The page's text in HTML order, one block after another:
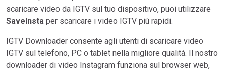
scaricare video da IGTV sul tuo dispositivo, puoi utilizzare
SaveInsta per scaricare i video IGTV più rapidi.
IGTV Downloader consente agli utenti di scaricare video
IGTV sul telefono, PC o tablet nella migliore qualità. Il nostro
downloader di video Instagram funziona sul browser web,